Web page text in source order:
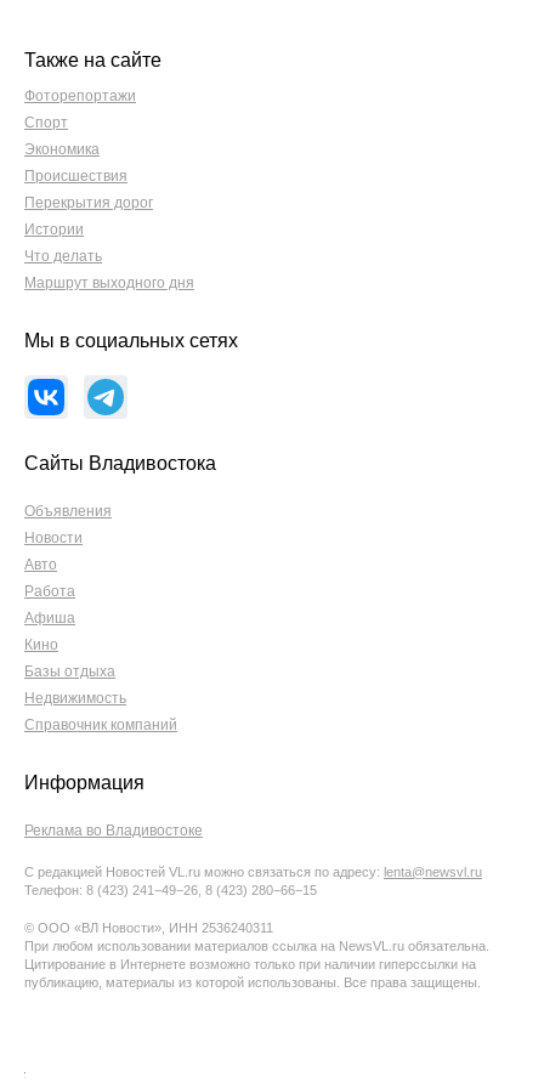
Также на сайте
Фоторепортажи
Спорт
Экономика
Происшествия
Перекрытия дорог
Истории
Что делать
Маршрут выходного дня
Мы в социальных сетях
Сайты Владивостока
Объявления
Новости
Авто
Работа
Афиша
Кино
Базы отдыха
Недвижимость
Справочник компаний
Информация
Реклама во Владивостоке
С редакцией Новостей VL.ru можно связаться по адресу: lenta@newsvl.ru
Телефон: 8 (423) 241−49−26, 8 (423) 280−66−15
© ООО «ВЛ Новости», ИНН 2536240311
При любом использовании материалов ссылка на NewsVL.ru обязательна.
Цитирование в Интернете возможно только при наличии гиперссылки на
публикацию, материалы из которой использованы. Все права защищены.